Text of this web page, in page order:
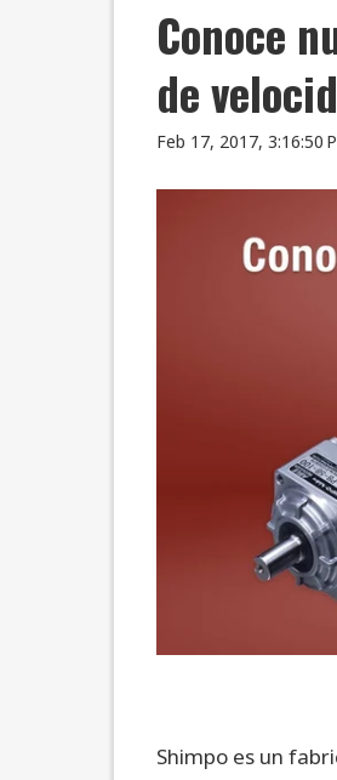
Conoce
de
Feb 17, 2017, 3:16:50
Shimpo es un